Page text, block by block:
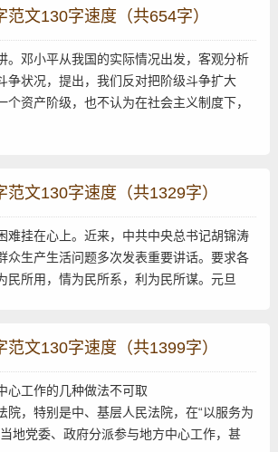
文130字速度（共654字）
。邓小平从我国的实际情况出发，客观分析
争状况，提出，我们反对把阶级斗争扩大
个资产阶级，也不认为在社会主义制度下，
范文130字速度（共1329字）
难挂在心上。近来，中共中央总书记胡锦涛
众生产生活问题多次发表重要讲话。要求各
民所用，情为民所系，利为民所谋。元旦
范文130字速度（共1399字）
心工作的几种做法不可取
院，特别是中、基层人民法院，在“以服务为
地党委、政府分派参与地方中心工作，甚